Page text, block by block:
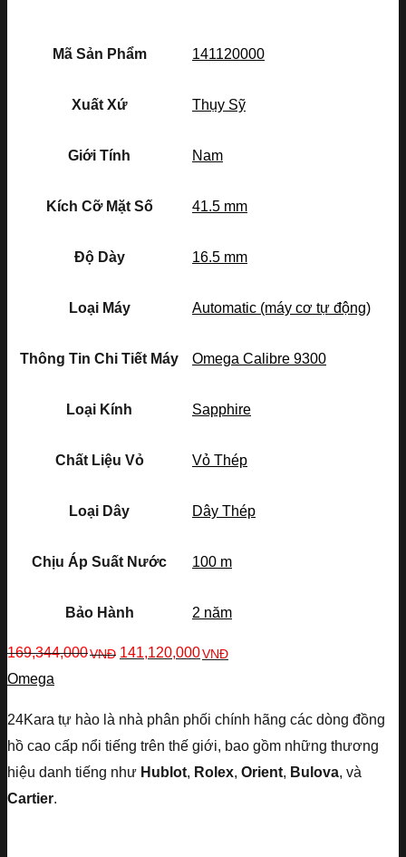
Mã Sản Phẩm 141120000
Xuất Xứ Thụy Sỹ
Giới Tính Nam
Kích Cỡ Mặt Số 41.5 mm
Độ Dày 16.5 mm
Loại Máy Automatic (máy cơ tự động)
Thông Tin Chi Tiết Máy Omega Calibre 9300
Loại Kính Sapphire
Chất Liệu Vỏ Vỏ Thép
Loại Dây Dây Thép
Chịu Áp Suất Nước 100 m
Bảo Hành 2 năm
169,344,000VNĐ 141,120,000VNĐ
Omega
24Kara tự hào là nhà phân phối chính hãng các dòng đồng
hồ cao cấp nổi tiếng trên thế giới, bao gồm những thương
hiệu danh tiếng như Hublot, Rolex, Orient, Bulova, và
Cartier.